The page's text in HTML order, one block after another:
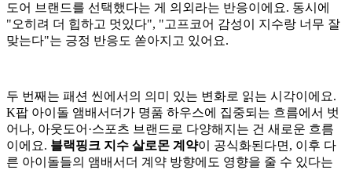
도어 브랜드를 선택했다는 게 의외라는 반응이에요. 동시에
"오히려 더 힙하고 멋있다", "고프코어 감성이 지수랑 너무 잘
맞는다"는 긍정 반응도 쏟아지고 있어요.
두 번째는 패션 씬에서의 의미 있는 변화로 읽는 시각이에요.
K팝 아이돌 앰배서더가 명품 하우스에 집중되는 흐름에서 벗
어나, 아웃도어·스포츠 브랜드로 다양해지는 건 새로운 흐름
이에요. 블랙핑크 지수 살로몬 계약이 공식화된다면, 이후 다
른 아이돌들의 앰배서더 계약 방향에도 영향을 줄 수 있다는